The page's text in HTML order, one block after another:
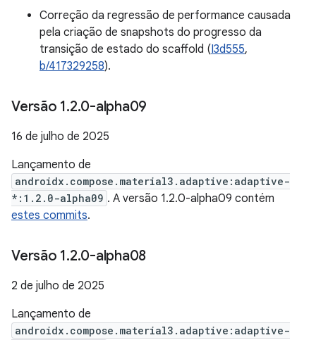
Correção da regressão de performance causada
pela criação de snapshots do progresso da
transição de estado do scaffold (I3d555,
b/417329258).
Versão 1.2.0-alpha09
16 de julho de 2025
Lançamento de
androidx.compose.material3.adaptive:adaptive-
*:1.2.0-alpha09 . A versão 1.2.0-alpha09 contém
estes commits.
Versão 1.2.0-alpha08
2 de julho de 2025
Lançamento de
androidx.compose.material3.adaptive:adaptive-